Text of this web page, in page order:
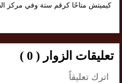
كيميتش متاحًا كرقم ستة وفي مركز
تعليقات الزوار ( 0 )
اترك تعليقاً